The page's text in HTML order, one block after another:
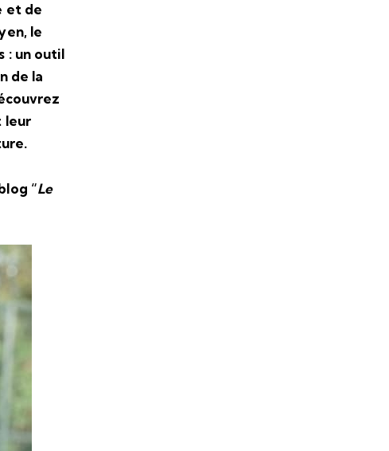
et de
le
: un outil
de la
leur
“Le